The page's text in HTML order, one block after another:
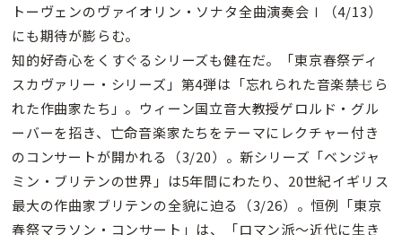
トーヴェンのヴァイオリン・ソナタ全曲演奏会Ⅰ（4/13）
にも期待が膨らむ。
知的好奇心をくすぐるシリーズも健在だ。「東京春祭ディ
スカヴァリー・シリーズ」第4弾は「忘れられた音楽――禁じら
れた作曲家たち」。ウィーン国立音大教授ゲロルド・グル
ーバーを招き、亡命音楽家たちをテーマにレクチャー付き
のコンサートが開かれる（3/20）。新シリーズ「ベンジャ
ミン・ブリテンの世界」は5年間にわたり、20世紀イギリス
最大の作曲家ブリテンの全貌に迫る（3/26）。恒例「東京
春祭マラソン・コンサート」は、「ロマン派〜近代に生き